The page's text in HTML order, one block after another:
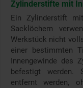
Zylinderstifte mit
Ein Zylinderstift
Sacklöchern
Werkstück nicht
einer bestimmten
Innengewinde des
befestigt werden.
entfernt werden,